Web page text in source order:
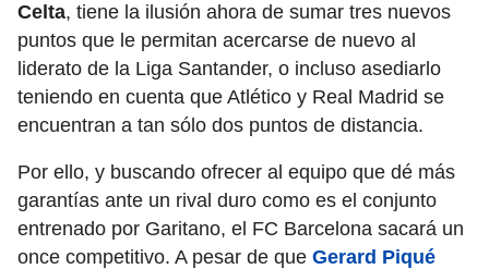
Celta, tiene la ilusión ahora de sumar tres nuevos
puntos que le permitan acercarse de nuevo al
liderato de la Liga Santander, o incluso asediarlo
teniendo en cuenta que Atlético y Real Madrid se
encuentran a tan sólo dos puntos de distancia.
Por ello, y buscando ofrecer al equipo que dé más
garantías ante un rival duro como es el conjunto
entrenado por Garitano, el FC Barcelona sacará un
once competitivo. A pesar de que Gerard Piqué